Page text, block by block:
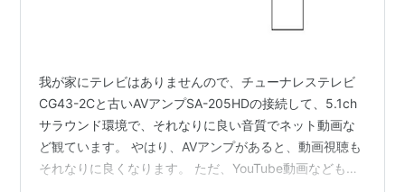
我が家にテレビはありませんので、チューナレステレビ
CG43-2Cと古いAVアンプSA-205HDの接続して、5.1ch
サラウンド環境で、それなりに良い音質でネット動画な
ど観ています。 やはり、AVアンプがあると、動画視聴も
それなりに良くなります。 ただ、YouTube動画なども観